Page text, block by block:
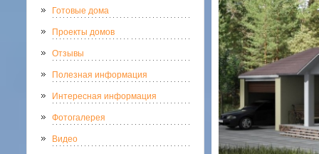
Готовые дома
Проекты домов
Отзывы
Полезная информация
Интересная информация
Фотогалерея
Видео